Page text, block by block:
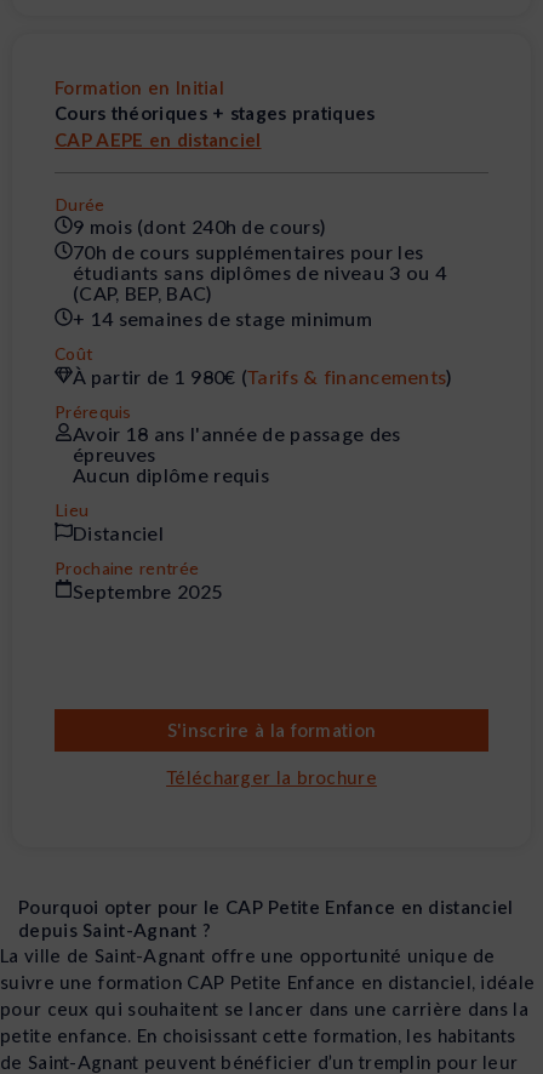
Formation en Initial
Cours théoriques + stages pratiques
CAP AEPE en distanciel
Durée
9 mois (dont 240h de cours)
70h de cours supplémentaires pour les
étudiants sans diplômes de niveau 3 ou 4
(CAP, BEP, BAC)
+ 14 semaines de stage minimum
Coût
À partir de 1 980€ (Tarifs & financements)
Prérequis
Avoir 18 ans l'année de passage des
épreuves
Aucun diplôme requis
Lieu
Distanciel
Prochaine rentrée
Septembre 2025
S'inscrire à la formation
Télécharger la brochure
Pourquoi opter pour le CAP Petite Enfance en distanciel
depuis Saint-Agnant ?
La ville de Saint-Agnant offre une opportunité unique de
suivre une formation CAP Petite Enfance en distanciel, idéale
pour ceux qui souhaitent se lancer dans une carrière dans la
petite enfance. En choisissant cette formation, les habitants
de Saint-Agnant peuvent bénéficier d’un tremplin pour leur